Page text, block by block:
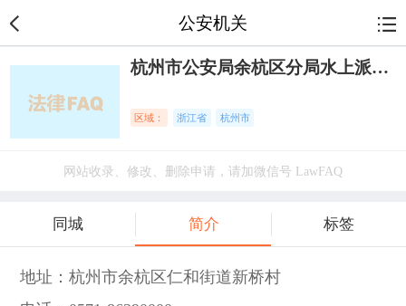
公安机关
杭州市公安局余杭区分局水上派出所
区域： 浙江省 杭州市
网站收录、修改、删除申请，请加微信号 LawFAQ
同城 简介 标签
地址：杭州市余杭区仁和街道新桥村